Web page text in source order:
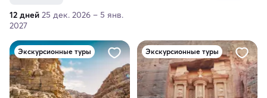
12 дней 25 дек. 2026 – 5 янв.
2027
Экскурсионные туры Экскурсионные туры